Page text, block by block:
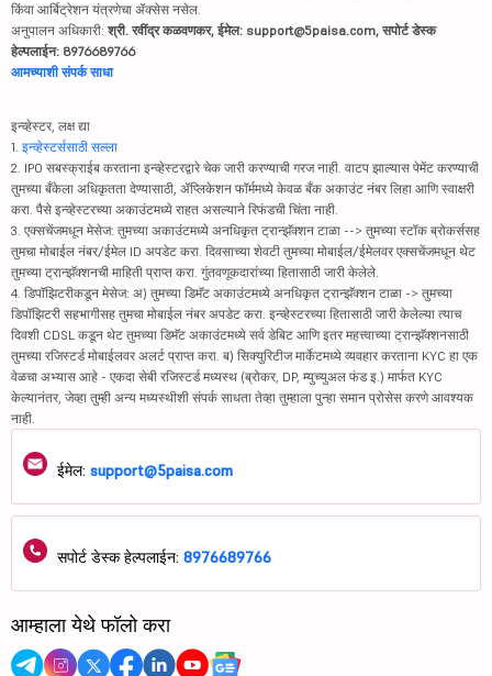
किंवा आर्बिट्रेशन यंत्रणेचा ॲक्सेस नसेल.
अनुपालन अधिकारी: श्री. रवींद्र कळवणकर, ईमेल: support@5paisa.com, सपोर्ट डेस्क
हेल्पलाईन: 8976689766
आमच्याशी संपर्क साधा
इन्व्हेस्टर, लक्ष द्या
1. इन्व्हेस्टर्ससाठी सल्ला
2. IPO सबस्क्राईब करताना इन्व्हेस्टरद्वारे चेक जारी करण्याची गरज नाही. वाटप झाल्यास पेमेंट करण्याची
तुमच्या बँकेला अधिकृतता देण्यासाठी, ॲप्लिकेशन फॉर्ममध्ये केवळ बँक अकाउंट नंबर लिहा आणि स्वाक्षरी
करा. पैसे इन्व्हेस्टरच्या अकाउंटमध्ये राहत असल्याने रिफंडची चिंता नाही.
3. एक्सचेंजमधून मेसेज: तुमच्या अकाउंटमध्ये अनधिकृत ट्रान्झॅक्शन टाळा --> तुमच्या स्टॉक ब्रोकर्ससह
तुमचा मोबाईल नंबर/ईमेल ID अपडेट करा. दिवसाच्या शेवटी तुमच्या मोबाईल/ईमेलवर एक्सचेंजमधून थेट
तुमच्या ट्रान्झॅक्शनची माहिती प्राप्त करा. गुंतवणूकदारांच्या हितासाठी जारी केलेले.
4. डिपॉझिटरीकडून मेसेज: अ) तुमच्या डिमॅट अकाउंटमध्ये अनधिकृत ट्रान्झॅक्शन टाळा -> तुमच्या
डिपॉझिटरी सहभागीसह तुमचा मोबाईल नंबर अपडेट करा. इन्व्हेस्टरच्या हितासाठी जारी केलेल्या त्याच
दिवशी CDSL कडून थेट तुमच्या डिमॅट अकाउंटमध्ये सर्व डेबिट आणि इतर महत्त्वाच्या ट्रान्झॅक्शनसाठी
तुमच्या रजिस्टर्ड मोबाईलवर अलर्ट प्राप्त करा. ब) सिक्युरिटीज मार्केटमध्ये व्यवहार करताना KYC हा एक
वेळचा अभ्यास आहे - एकदा सेबी रजिस्टर्ड मध्यस्थ (ब्रोकर, DP, म्युच्युअल फंड इ.) मार्फत KYC
केल्यानंतर, जेव्हा तुम्ही अन्य मध्यस्थीशी संपर्क साधता तेव्हा तुम्हाला पुन्हा समान प्रोसेस करणे आवश्यक
नाही.
ईमेल: support@5paisa.com
सपोर्ट डेस्क हेल्पलाईन: 8976689766
आम्हाला येथे फॉलो करा